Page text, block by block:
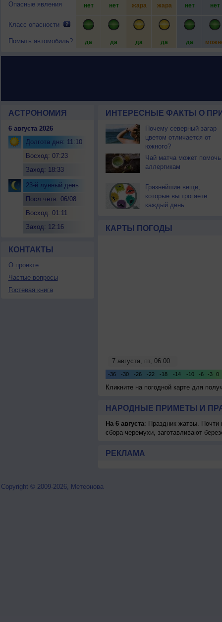
Опасные явления
Класс опасности
Помыть автомобиль?
нет
да
нет
да
жара
да
жара
да
нет
да
нет
АСТРОНОМИЯ
6 августа 2026
Долгота дня: 11:10
Восход: 07:23
Заход: 18:33
23-й лунный день
Посл.четв. 06/08
Восход: 01:11
Заход: 12:16
КОНТАКТЫ
О проекте
Частые вопросы
Гостевая книга
ИНТЕРЕСНЫЕ ФАКТЫ О
Почему северный загар
цветом отличается от
южного?
Чай матча может помочь
аллергикам
Грязнейшие вещи,
которые вы трогаете
каждый день
КАРТЫ ПОГОДЫ
Кликните на погодной карте для
НАРОДНЫЕ ПРИМЕТЫ И
На 6 августа: Праздник жатвы. Почти
сбора черемухи, заготавливают
РЕКЛАМА
Copyright © 2009-2026, Метеонова